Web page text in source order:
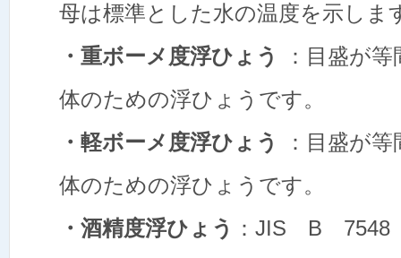
母は標準とした水の温度を示しま
・重ボーメ度浮ひょう
：目盛が
体のための浮ひょうです。
・軽ボーメ度浮ひょう
：目盛が
体のための浮ひょうです。
・酒精度浮ひょう ：JIS B 7548